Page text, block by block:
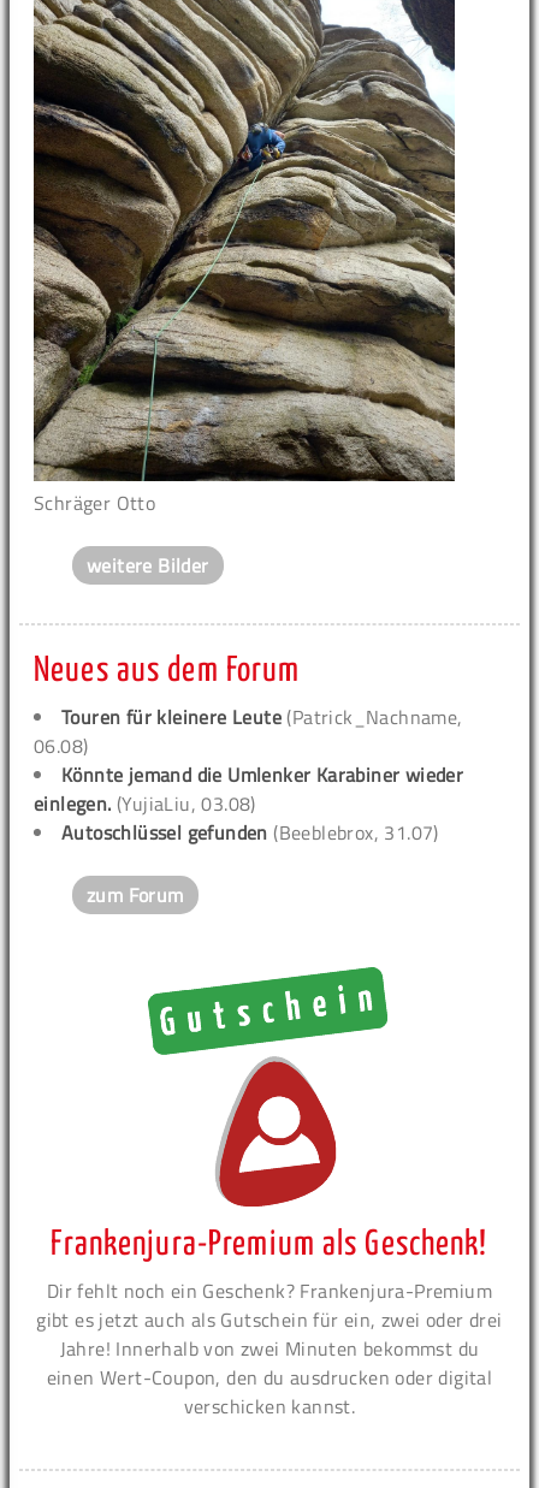
Schräger Otto
weitere Bilder
Neues aus dem Forum
Touren für kleinere Leute (Patrick_Nachname,
06.08)
Könnte jemand die Umlenker Karabiner wieder
einlegen. (YujiaLiu, 03.08)
Autoschlüssel gefunden (Beeblebrox, 31.07)
zum Forum
Frankenjura-Premium als Geschenk!
Dir fehlt noch ein Geschenk? Frankenjura-Premium
gibt es jetzt auch als Gutschein für ein, zwei oder drei
Jahre! Innerhalb von zwei Minuten bekommst du
einen Wert-Coupon, den du ausdrucken oder digital
verschicken kannst.